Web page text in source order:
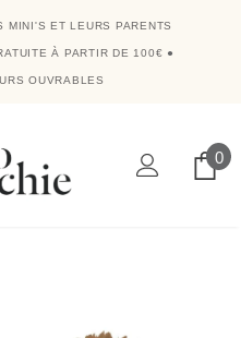
MINI'S ET LEURS PARENTS
À PARTIR DE 100€ ●
OUVRABLES
0